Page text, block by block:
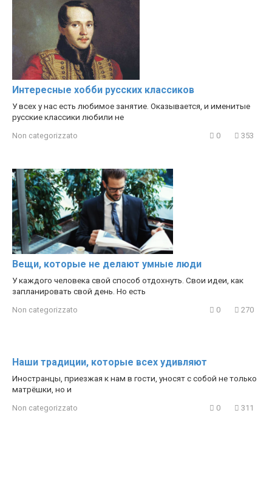
Интересные хобби русских классиков
У всех у нас есть любимое занятие. Оказывается, и именитые
русские классики любили не
Non categorizzato 0 353
Вещи, которые не делают умные люди
У каждого человека свой способ отдохнуть. Свои идеи, как
запланировать свой день. Но есть
Non categorizzato 0 270
Наши традиции, которые всех удивляют
Иностранцы, приезжая к нам в гости, уносят с собой не только
матрёшки, но и
Non categorizzato 0 311